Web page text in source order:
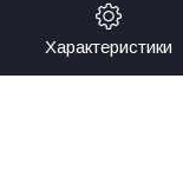
Характеристики